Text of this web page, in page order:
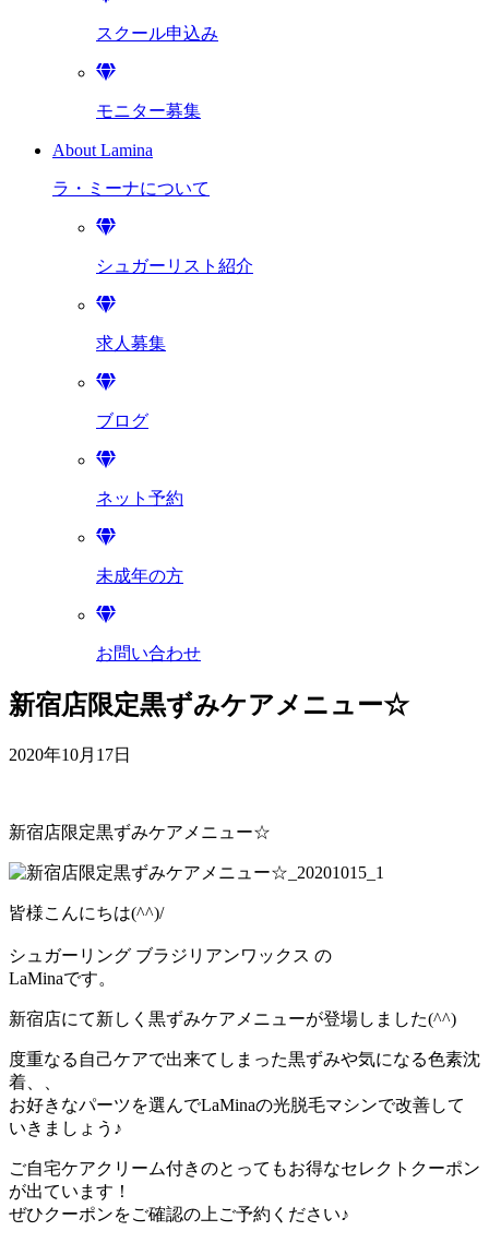
スクール申込み
モニター募集
About Lamina
ラ・ミーナについて
シュガーリスト紹介
求人募集
ブログ
ネット予約
未成年の方
お問い合わせ
新宿店限定黒ずみケアメニュー☆
2020年10月17日
新宿店限定黒ずみケアメニュー☆
皆様こんにちは(^^)/
シュガーリング ブラジリアンワックス の
LaMinaです。
新宿店にて新しく黒ずみケアメニューが登場しました(^^)
度重なる自己ケアで出来てしまった黒ずみや気になる色素沈
着、、
お好きなパーツを選んでLaMinaの光脱毛マシンで改善して
いきましょう♪
ご自宅ケアクリーム付きのとってもお得なセレクトクーポン
が出ています！
ぜひクーポンをご確認の上ご予約ください♪